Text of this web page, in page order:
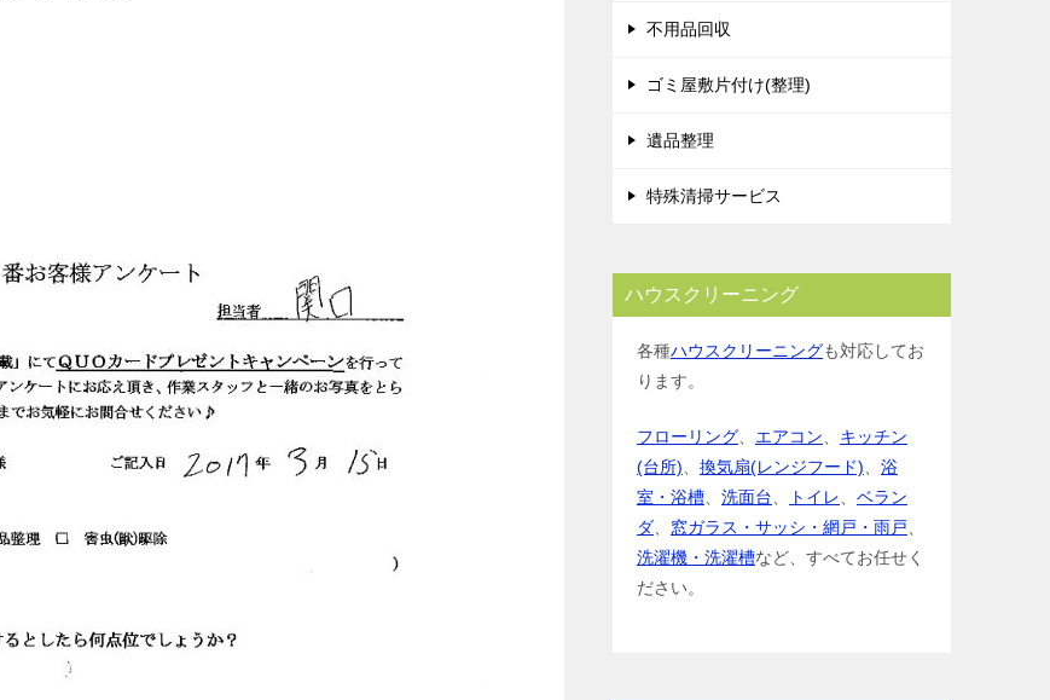
不用品回収
ゴミ屋敷片付け(整理)
遺品整理
特殊清掃サービス
ハウスクリーニング
各種ハウスクリーニングも対応してお
ります。
フローリング エアコン
キッチン
(台所)
換気扇(レンジフード)
浴
室・浴槽
洗面台 トイレ
ベラン
ダ
窓ガラス・サッシ・網戸・雨戸
洗濯機・洗濯槽など、すべてお任せく
ださい。